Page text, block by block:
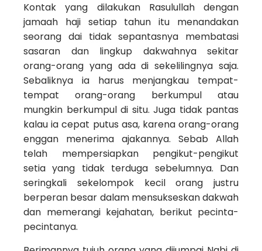
Kontak yang dilakukan Rasulullah dengan
jamaah haji setiap tahun itu menandakan
seorang dai tidak sepantasnya membatasi
sasaran dan ling­kup dakwahnya sekitar
orang-orang yang ada di sekelilingnya saja.
Sebaliknya ia harus menjangkau tempat-
tempat orang-orang berkumpul atau
mungkin berkumpul di situ. Juga tidak pantas
kalau ia cepat putus asa, karena orang-orang
enggan mene­rima ajakannya. Sebab Allah
telah mempersiapkan pengikut-pengikut
setia yang tidak terduga sebelum­nya. Dan
seringkali sekelompok kecil orang justru
berperan besar dalam mensukseskan dakwah
dan memerangi kejahatan, berikut pecinta-
pecintanya.